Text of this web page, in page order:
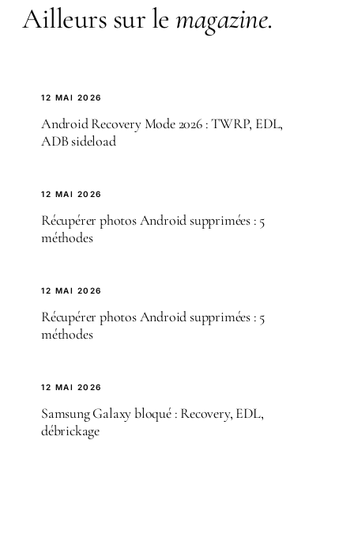
Ailleurs sur le magazine.
12 MAI 2026
Android Recovery Mode 2026 : TWRP, EDL,
ADB sideload
12 MAI 2026
Récupérer photos Android supprimées : 5
méthodes
12 MAI 2026
Récupérer photos Android supprimées : 5
méthodes
12 MAI 2026
Samsung Galaxy bloqué : Recovery, EDL,
débrickage